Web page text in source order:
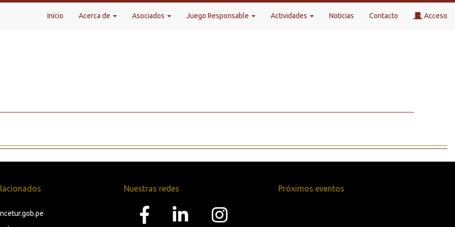
Inicio Acerca de Asociados Juego Responsable Actividades Noticias Contacto Acceso
Nuestras redes Próximos eventos